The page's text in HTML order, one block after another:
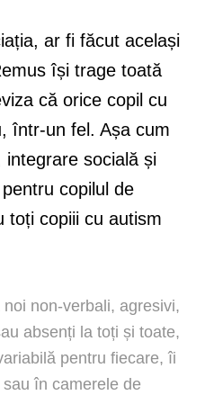
ar fi făcut același
își trage toată
că orice copil cu
într-un fel. Așa cum
socială și
copilul de
toți copiii cu autism
non-verbali, agresivi,
absenți la toți și toate,
pentru fiecare, îi
în camerele de